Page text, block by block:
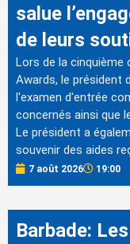
salue
de leurs
Lors de la cinquième
Awards, le président
l'examen d'entrée
concernés ainsi que
Le président a
souvenir des aides
7 août 2026 19:00
Barbade: